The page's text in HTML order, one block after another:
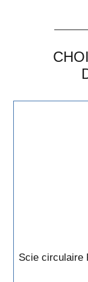
Scie circulaire